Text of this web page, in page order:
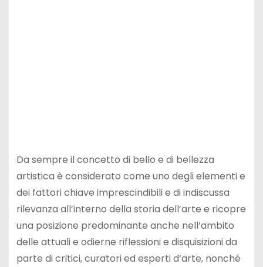
Da sempre il concetto di bello e di bellezza
artistica è considerato come uno degli elementi e
dei fattori chiave imprescindibili e di indiscussa
rilevanza all’interno della storia dell’arte e ricopre
una posizione predominante anche nell’ambito
delle attuali e odierne riflessioni e disquisizioni da
parte di critici, curatori ed esperti d’arte, nonché